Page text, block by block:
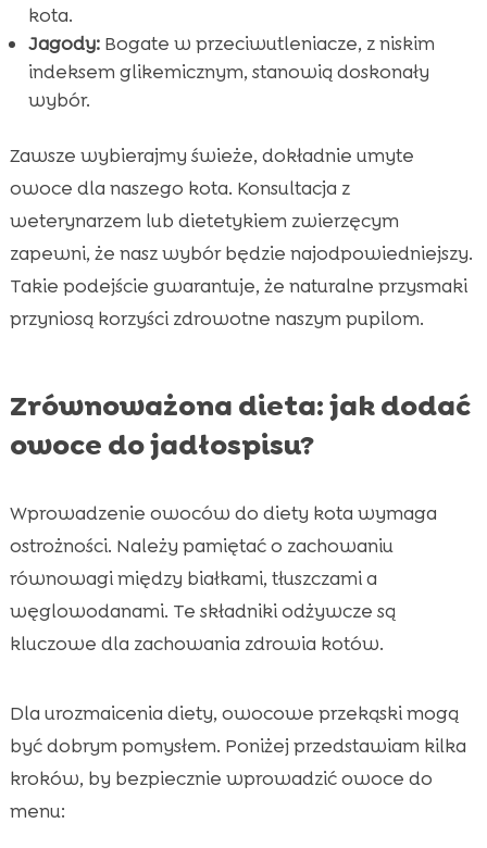
kota.
Jagody:Bogate w przeciwutleniacze, z niskim
indeksem glikemicznym, stanowią doskonały
wybór.
Zawsze wybierajmy świeże, dokładnie umyte
owoce dla naszego kota. Konsultacja z
weterynarzem lub dietetykiem zwierzęcym
zapewni, że nasz wybór będzie najodpowiedniejszy.
Takie podejście gwarantuje, że naturalne przysmaki
przyniosą korzyści zdrowotne naszym pupilom.
Zrównoważona dieta: jak dodać
owoce do jadłospisu?
Wprowadzenie owoców do diety kota wymaga
ostrożności. Należy pamiętać o zachowaniu
równowagi między białkami, tłuszczami a
węglowodanami. Te składniki odżywcze są
kluczowe dla zachowania zdrowia kotów.
Dla urozmaicenia diety, owocowe przekąski mogą
być dobrym pomysłem. Poniżej przedstawiam kilka
kroków, by bezpiecznie wprowadzić owoce do
menu: